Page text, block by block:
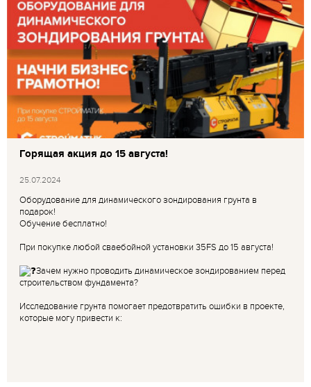
Горящая акция до 15 августа!
25.07.2024
Оборудование для динамического зондирования грунта в
подарок!
Обучение бесплатно!
При покупке любой сваебойной установки 35FS до 15 августа!
Зачем нужно проводить динамическое зондированием перед
строительством фундамента?
Исследование грунта помогает предотвратить ошибки в проекте,
которые могу привести к: